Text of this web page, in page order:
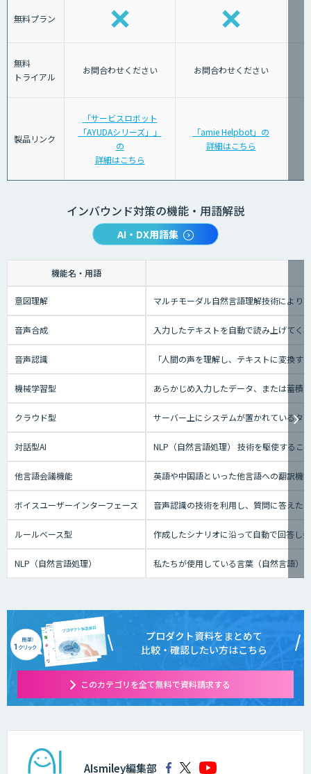
無料プラン
無料
トライアル
お問合わせください お問合わせください
製品リンク
「サービスロボット
「AYUDAシリーズ」」
の
詳細はこちら
「amie Helpbot」の
詳細はこちら
インバウンド対策の機能・用語解説
AI・DX用語集
機能名・用語
意図理解 マルチモーダル自然言語理解技術により
音声合成 入力したテキストを自動で読み上げてく
音声認識 「人間の声を理解し、テキストに変換
機械学習型 あらかじめ入力したデータ、または蓄積
クラウド型 サーバー上にシステムが置かれているタ
対話型AI NLP（自然言語処理） 技術を駆使するこ
他言語会議機能 英語や中国語といった他言語への翻訳機
ボイスユーザーインターフェース 音声認識の技術を利用し、質問に答えた
ルールベース型 作成したシナリオに沿って自動で回答し
NLP（自然言語処理） 私たちが使用している言葉（自然言語）
プロダクト資料をまとめて
比較・確認したい方はこちら
このカテゴリを全て無料で資料請求する
AIsmiley編集部